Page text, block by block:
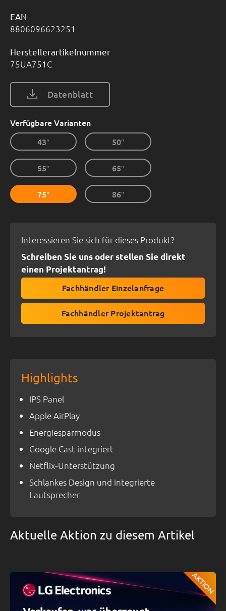
EAN
8806096623251
Herstellerartikelnummer
75UA751C
Datenblatt
Verfügbare Varianten
43″
50″
55″ 65″
75″ 86″
Interessieren Sie sich für dieses Produkt?
Schreiben Sie uns oder stellen Sie direkt
einen Projektantrag!
Fachhändler Einzelanfrage
Fachhändler Projektantrag
Highlights
IPS Panel
Apple AirPlay
Energiesparmodus
Google Cast integriert
Netflix‑Unterstützung
Schlankes Design und integrierte
Lautsprecher
Aktuelle Aktion zu diesem Artikel